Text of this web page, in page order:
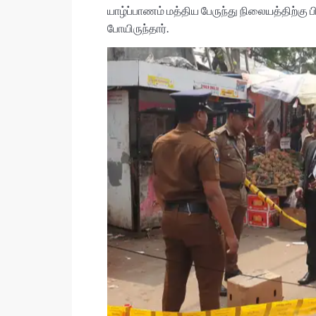
p
p
o
k
யாழ்ப்பாணம் மத்திய பேருந்து
போயிருந்தார்.